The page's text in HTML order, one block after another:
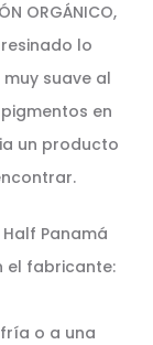
ORGÁNICO,
lo
suave al
en
un producto
Panamá
el fabricante:
o a una